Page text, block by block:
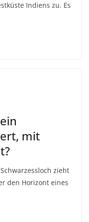
Indiens zu. Es
mit
zieht
den Horizont eines